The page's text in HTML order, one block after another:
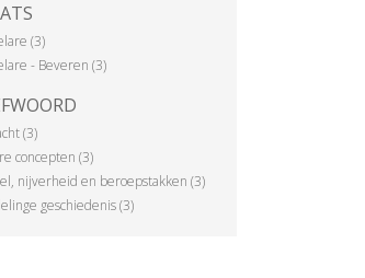
(3)
- Beveren (3)
(3)
concepten (3)
nijverheid en beroepstakken (3)
geschiedenis (3)